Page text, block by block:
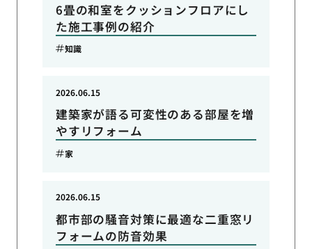
6畳の和室をクッションフロアにし
た施工事例の紹介
知識
建築家が語る可変性のある部屋を増
やすリフォーム
2026.06.15
家
都市部の騒音対策に最適な二重窓リ
フォームの防音効果
2026.06.15